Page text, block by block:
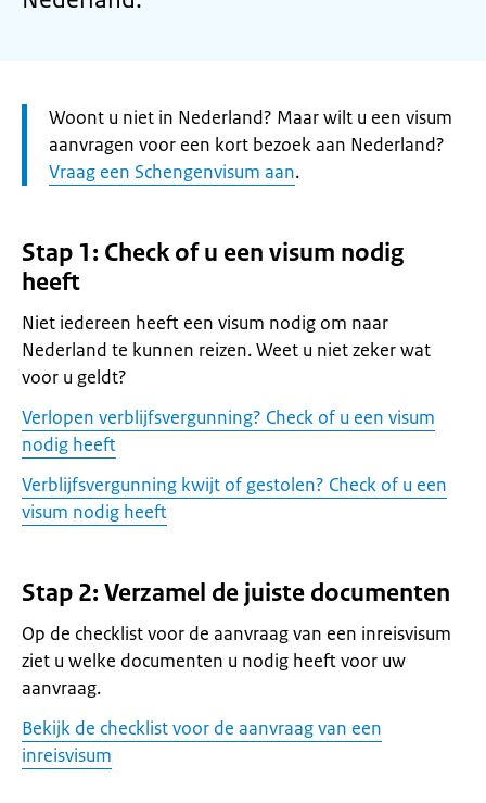
Let
op:
Woont u niet in Nederland? Maar wilt u een visum
aanvragen voor een kort bezoek aan Nederland?
Vraag een Schengenvisum aan.
Stap 1: Check of u een visum nodig
heeft
Niet iedereen heeft een visum nodig om naar
Nederland te kunnen reizen. Weet u niet zeker wat
voor u geldt?
Verlopen verblijfsvergunning? Check of u een visum
nodig heeft
Verblijfsvergunning kwijt of gestolen? Check of u een
visum nodig heeft
Stap 2: Verzamel de juiste documenten
Op de checklist voor de aanvraag van een inreisvisum
ziet u welke documenten u nodig heeft voor uw
aanvraag.
Bekijk de checklist voor de aanvraag van een
inreisvisum